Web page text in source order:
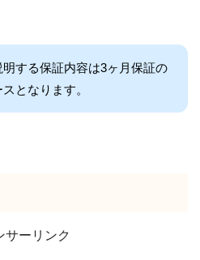
明する保証内容は3ヶ月保証の
となります。
サーリンク